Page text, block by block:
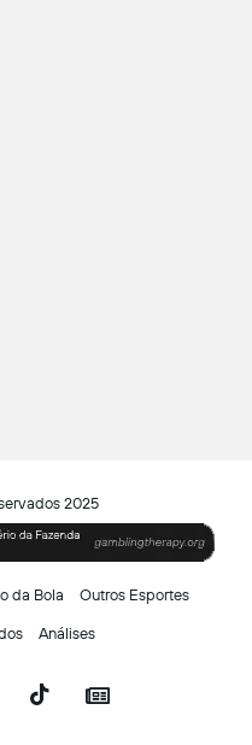
2025
da Bola Outros Esportes
Análises
TikTokSiga-